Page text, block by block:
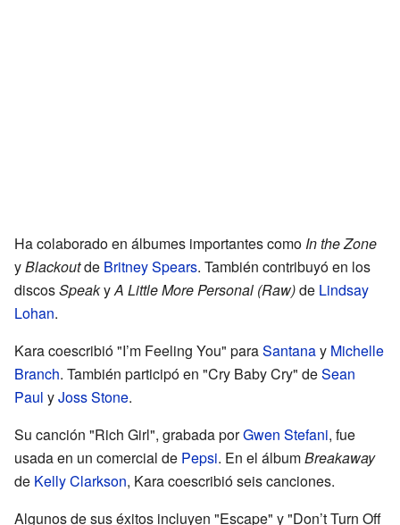
Ha colaborado en álbumes importantes como In the Zone
yBlackoutde Britney Spears. También contribuyó en los
discosSpeakyA Little More Personal (Raw)de Lindsay
Lohan.
Kara coescribió "I’m Feeling You" paraSantanay Michelle
Branch. También participó en "Cry Baby Cry" deSean
Paul yJoss Stone.
Su canción "Rich Girl", grabada porGwen Stefani, fue
usada en un comercial de Pepsi. En el álbumBreakaway
de Kelly Clarkson, Kara coescribió seis canciones.
Algunos de sus éxitos incluyen "Escape" y "Don’t Turn Off